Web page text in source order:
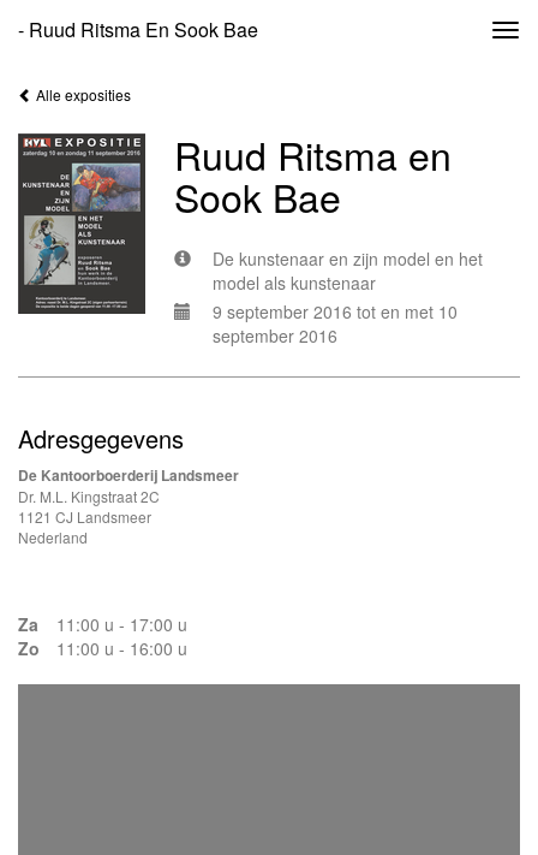
- Ruud Ritsma En Sook Bae
Alle exposities
Ruud Ritsma en
Sook Bae
De kunstenaar en zijn model en het
model als kunstenaar
9 september 2016 tot en met 10
september 2016
Adresgegevens
De Kantoorboerderij Landsmeer
Dr. M.L. Kingstraat 2C
1121 CJ Landsmeer
Nederland
Za
11:00 u - 17:00 u
Zo
11:00 u - 16:00 u